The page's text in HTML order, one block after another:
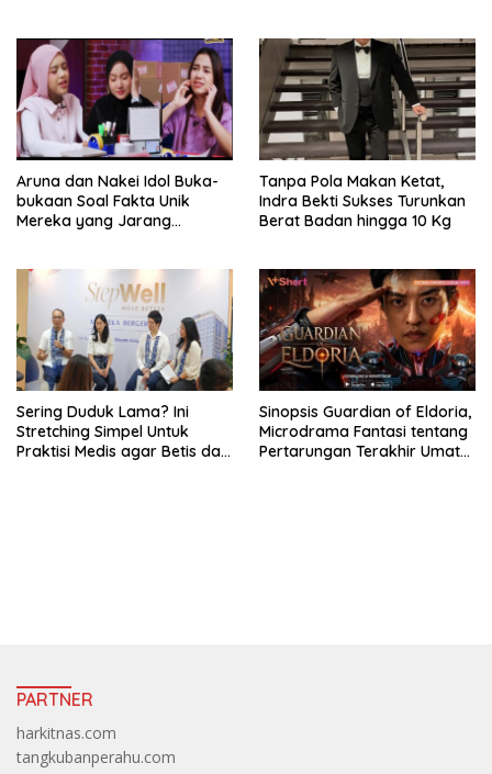
Aruna dan Nakei Idol Buka-
bukaan Soal Fakta Unik
Mereka yang Jarang
Tanpa Pola Makan Ketat,
Indra Bekti Sukses Turunkan
Berat Badan hingga 10 Kg
Sering Duduk Lama? Ini
Stretching Simpel Untuk
Praktisi Medis agar Betis dan
Sinopsis Guardian of Eldoria,
Microdrama Fantasi tentang
Pertarungan Terakhir Umat
PARTNER
harkitnas.com
tangkubanperahu.com